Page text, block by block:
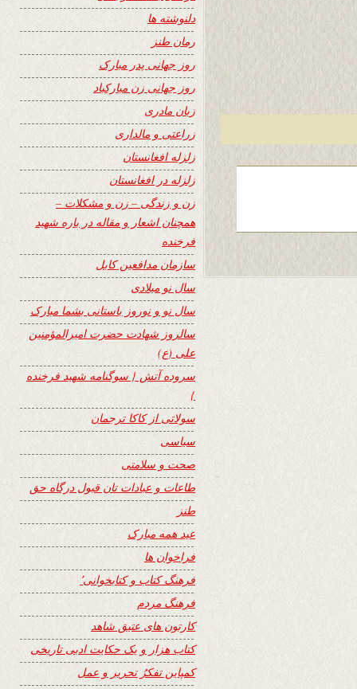
دلنوشته ها
رمان طنز
روز جهانی پدر مبارک
روز جهانی زن مبارکباد
زبان مادری
زراعتی و مالداری
زلزله افغانستان
زلزله در افغانستان
زن و زندگی – زن و مشکلات –
همچنان اشعار و مقاله در باره شهید
فرخنده
سازمان مدافعین کابل
سال نو میلادی
سال نو و نوروز باستانی بشما مبارک
سالروز شهادت حضرت امیرالمؤمنین
علی (ع)
سروده آتش { سوگنامه شهید فرخنده
}
سولاتی از کاکا ترجمان
سیاسی
صحت و سلامتی
طاعات و عبادات تان قبول درگاه حق
طنز
عید همه مبارک
فراخوان ها
فرهنگ کتاب و کتابخوانی٬
فرهنگ مردم
کارتون های عتیق شاهد
کتاب هزار و یک حکایت ادبی تاریخی
کمپاین تفکرُ تحریر و عمل